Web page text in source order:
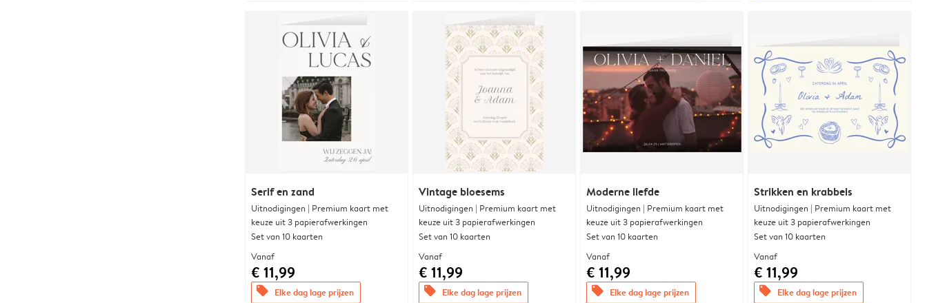
Serif en zand
Uitnodigingen | Premium kaart met
keuze uit 3 papierafwerkingen
Set van 10 kaarten
Vanaf
€ 11,99
offers Elke dag lage prijzen
Vintage bloesems
Uitnodigingen | Premium kaart met
keuze uit 3 papierafwerkingen
Set van 10 kaarten
Vanaf
€ 11,99
offers Elke dag lage prijzen
Moderne liefde
Uitnodigingen | Premium kaart met
keuze uit 3 papierafwerkingen
Set van 10 kaarten
Vanaf
€ 11,99
offers Elke dag lage prijzen
Strikken en krabbels
Uitnodigingen | Premium kaart met
keuze uit 3 papierafwerkingen
Set van 10 kaarten
Vanaf
€ 11,99
offers Elke dag lage prijzen